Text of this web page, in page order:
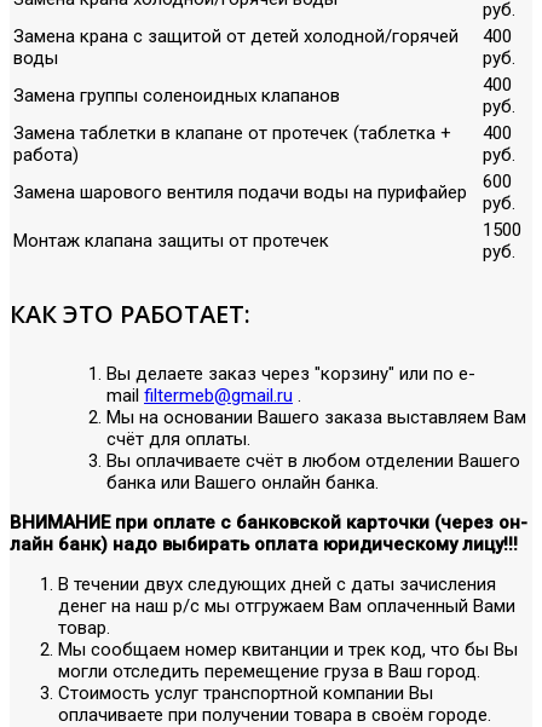
руб.
Замена крана с защитой от детей холодной/горячей
воды
400
руб.
Замена группы соленоидных клапанов
400
руб.
Замена таблетки в клапане от протечек (таблетка +
работа)
400
руб.
Замена шарового вентиля подачи воды на пурифайер
600
руб.
Монтаж клапана защиты от протечек
1500
руб.
КАК ЭТО РАБОТАЕТ:
Вы делаете заказ через "корзину" или по е-
mail filtermeb@gmail.ru .
Мы на основании Вашего заказа выставляем Вам
счёт для оплаты.
Вы оплачиваете счёт в любом отделении Вашего
банка или Вашего онлайн банка.
ВНИМАНИЕ при оплате с банковской карточки (через он-
лайн банк) надо выбирать оплата юридическому лицу!!!
В течении двух следующих дней с даты зачисления
денег на наш р/с мы отгружаем Вам оплаченный Вами
товар.
Мы сообщаем номер квитанции и трек код, что бы Вы
могли отследить перемещение груза в Ваш город.
Стоимость услуг транспортной компании Вы
оплачиваете при получении товара в своём городе.